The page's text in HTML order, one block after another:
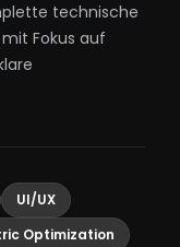
technische
Fokus auf
UI/UX
Optimization